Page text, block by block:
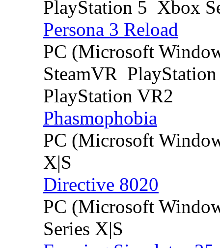
PlayStation 5 Xbox
Persona 3 Reload
PC (Microsoft
SteamVR
PlayStation VR2
Phasmophobia
PC (Microsoft
X|S
Directive 8020
PC (Microsoft
Series X|S